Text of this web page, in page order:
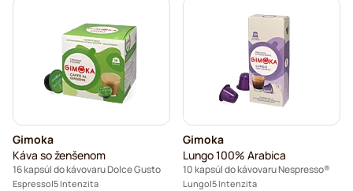
Gimoka
Káva so ženšenom
16 kapsúl do kávovaru Dolce Gusto
Espresso 5 Intenzita
Gimoka
Lungo 100% Arabica
10 kapsúl do kávovaru Nespresso®
Lungo 5 Intenzita